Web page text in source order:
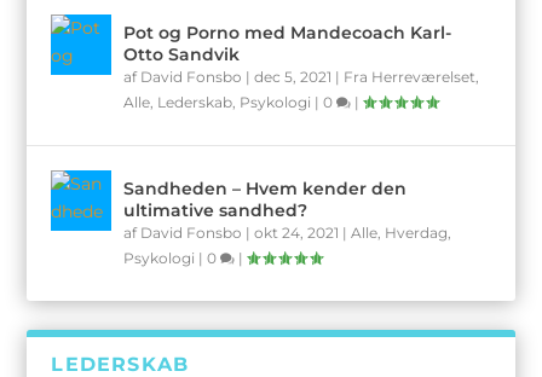
Pot og Porno med Mandecoach Karl-
Otto Sandvik
af David Fonsbo |dec 5, 2021 | Fra Herreværelset
Alle Lederskab Psykologi |0 |
Sandheden – Hvem kender den
ultimative sandhed?
af David Fonsbo |okt 24, 2021 |Alle Hverdag
Psykologi |0 |
LEDERSKAB